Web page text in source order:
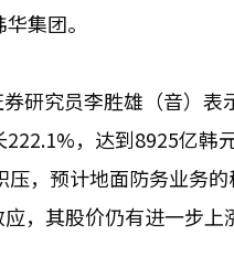
集团。
研究员李胜雄（音）
，达到8925亿
，预计地面防务业务
，其股价仍有进一步上